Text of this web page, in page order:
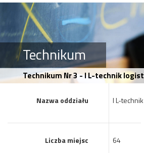
Technikum
Technikum Nr 3 - I L-technik
Nazwa oddziału I L-
Liczba miejsc 64